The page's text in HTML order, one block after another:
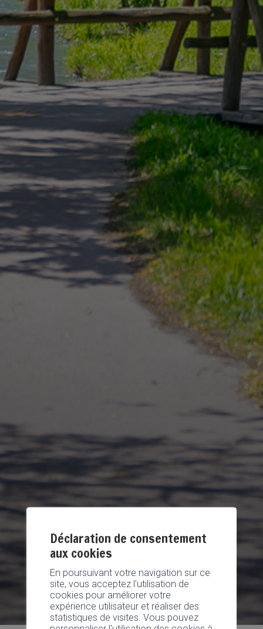
Déclaration de consentement
aux cookies
En poursuivant votre navigation sur ce
site, vous acceptez l'utilisation de
cookies pour améliorer votre
expérience utilisateur et réaliser des
statistiques de visites. Vous pouvez